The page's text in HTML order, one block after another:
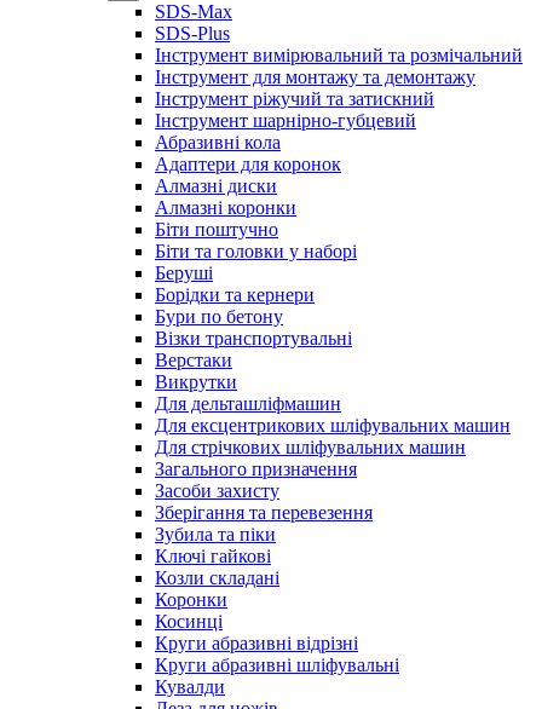
SDS-Max
SDS-Plus
Інструмент вимірювальний та розмічальний
Інструмент для монтажу та демонтажу
Інструмент ріжучий та затискний
Інструмент шарнірно-губцевий
Абразивні кола
Адаптери для коронок
Алмазні диски
Алмазні коронки
Біти поштучно
Біти та головки у наборі
Беруші
Борідки та кернери
Бури по бетону
Візки транспортувальні
Верстаки
Викрутки
Для дельташліфмашин
Для ексцентрикових шліфувальних машин
Для стрічкових шліфувальних машин
Загального призначення
Засоби захисту
Зберігання та перевезення
Зубила та піки
Ключі гайкові
Козли складані
Коронки
Косинці
Круги абразивні відрізні
Круги абразивні шліфувальні
Кувалди